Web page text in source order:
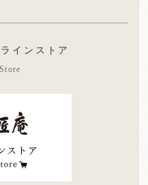
インストア